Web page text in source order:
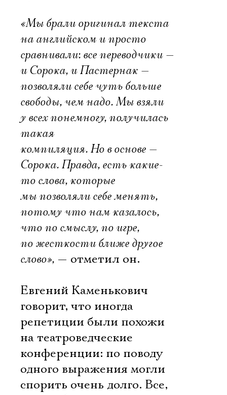
«Мы брали оригинал текста
на английском и просто
сравнивали: все переводчики —
и Сорока, и Пастернак —
позволяли себе чуть больше
свободы, чем надо. Мы взяли
у всех понемногу, получилась
такая
компиляция. Но в основе —
Сорока. Правда, есть какие-
то слова, которые
мы позволяли себе менять,
потому что нам казалось,
что по смыслу, по игре,
по жесткости ближе другое
слово», — отметил он.
Евгений Каменькович
говорит, что иногда
репетиции были похожи
на театроведческие
конференции: по поводу
одного выражения могли
спорить очень долго. Все,